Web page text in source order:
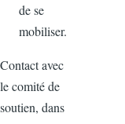
de se
mobiliser.
Contact avec
le comité de
soutien, dans